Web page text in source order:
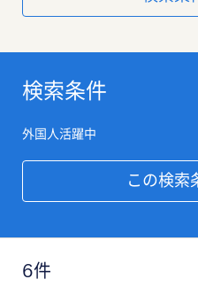
検索条件
外国人活躍中
この検索
6件